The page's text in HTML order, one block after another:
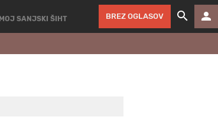
MOJ SANJSKI ŠIHT BREZ OGLASOV